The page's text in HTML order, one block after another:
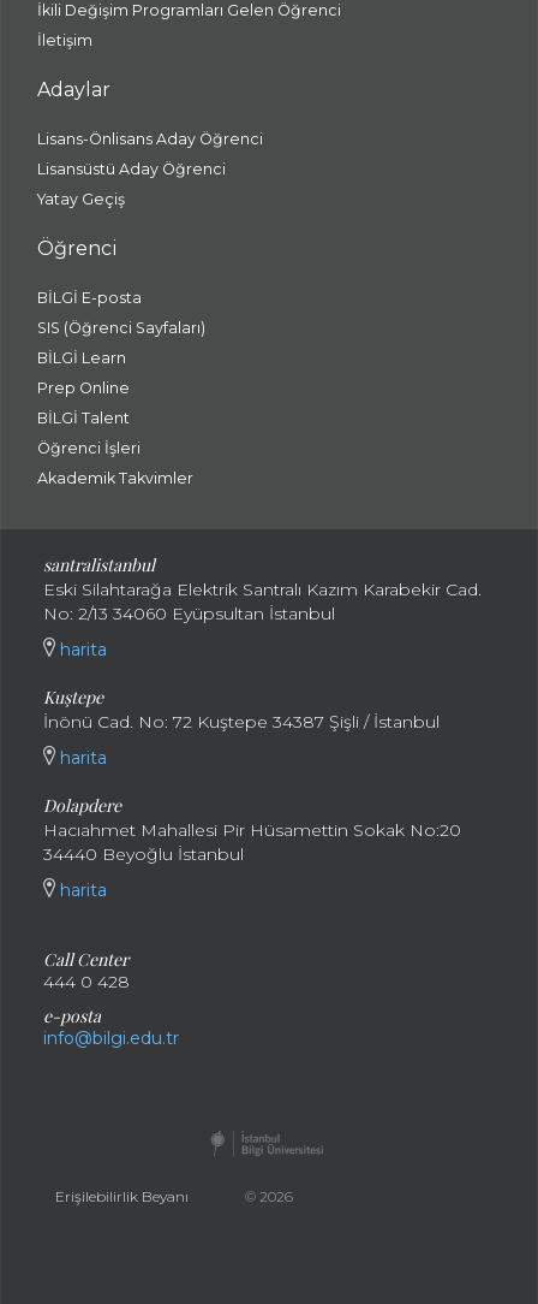
İkili Değişim Programları Gelen Öğrenci
İletişim
Adaylar
Lisans-Önlisans Aday Öğrenci
Lisansüstü Aday Öğrenci
Yatay Geçiş
Öğrenci
BİLGİ E-posta
SIS (Öğrenci Sayfaları)
BİLGİ Learn
Prep Online
BİLGİ Talent
Öğrenci İşleri
Akademik Takvimler
santralistanbul
Eski Silahtarağa Elektrik Santralı Kazım Karabekir Cad.
No: 2/13 34060 Eyüpsultan İstanbul
harita
Kuştepe
İnönü Cad. No: 72 Kuştepe 34387 Şişli / İstanbul
harita
Dolapdere
Hacıahmet Mahallesi Pir Hüsamettin Sokak No:20
34440 Beyoğlu İstanbul
harita
Call Center
444 0 428
e-posta
info@bilgi.edu.tr
Erişilebilirlik Beyanı © 2026